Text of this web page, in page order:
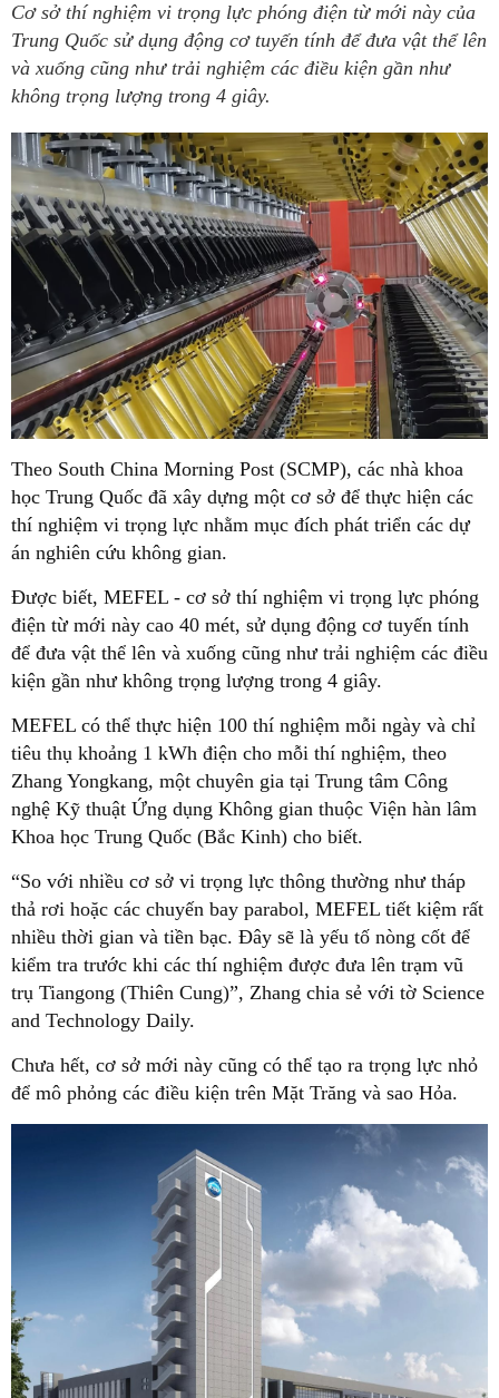
Cơ sở thí nghiệm vi trọng lực phóng điện từ mới này của
Trung Quốc sử dụng động cơ tuyến tính để đưa vật thể lên
và xuống cũng như trải nghiệm các điều kiện gần như
không trọng lượng trong 4 giây.
Theo South China Morning Post (SCMP), các nhà khoa
học Trung Quốc đã xây dựng một cơ sở để thực hiện các
thí nghiệm vi trọng lực nhằm mục đích phát triển các dự
án nghiên cứu không gian.
Được biết, MEFEL - cơ sở thí nghiệm vi trọng lực phóng
điện từ mới này cao 40 mét, sử dụng động cơ tuyến tính
để đưa vật thể lên và xuống cũng như trải nghiệm các điều
kiện gần như không trọng lượng trong 4 giây.
MEFEL có thể thực hiện 100 thí nghiệm mỗi ngày và chỉ
tiêu thụ khoảng 1 kWh điện cho mỗi thí nghiệm, theo
Zhang Yongkang, một chuyên gia tại Trung tâm Công
nghệ Kỹ thuật Ứng dụng Không gian thuộc Viện hàn lâm
Khoa học Trung Quốc (Bắc Kinh) cho biết.
“So với nhiều cơ sở vi trọng lực thông thường như tháp
thả rơi hoặc các chuyến bay parabol, MEFEL tiết kiệm rất
nhiều thời gian và tiền bạc. Đây sẽ là yếu tố nòng cốt để
kiểm tra trước khi các thí nghiệm được đưa lên trạm vũ
trụ Tiangong (Thiên Cung)”, Zhang chia sẻ với tờ Science
and Technology Daily.
Chưa hết, cơ sở mới này cũng có thể tạo ra trọng lực nhỏ
để mô phỏng các điều kiện trên Mặt Trăng và sao Hỏa.